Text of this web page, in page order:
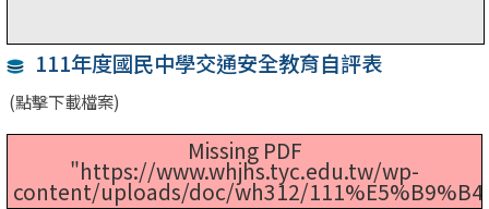
111年度國民中學交通安全教育自評表
(點擊下載檔案)
Missing PDF
"https://www.whjhs.tyc.edu.tw/wp-
content/uploads/doc/wh312/